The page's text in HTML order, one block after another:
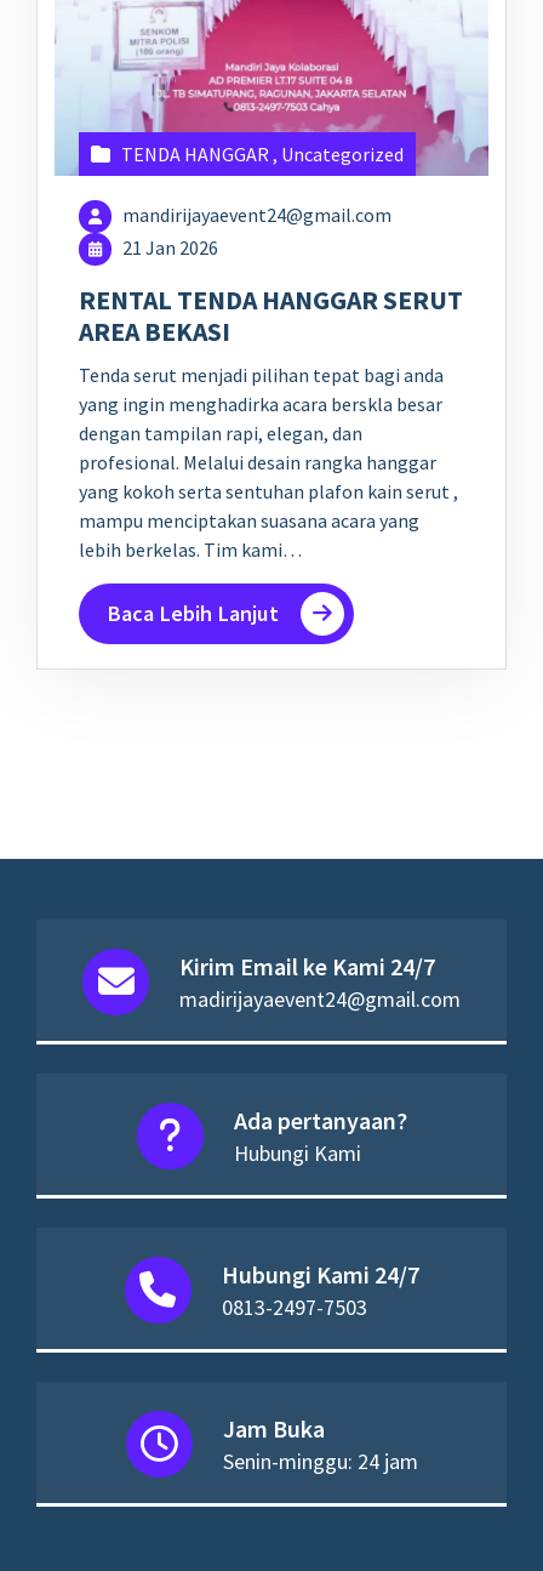
TENDA HANGGAR , Uncategorized
mandirijayaevent24@gmail.com
21 Jan 2026
RENTAL TENDA HANGGAR SERUT
AREA BEKASI
Tenda serut menjadi pilihan tepat bagi anda
yang ingin menghadirka acara berskla besar
dengan tampilan rapi, elegan, dan
profesional. Melalui desain rangka hanggar
yang kokoh serta sentuhan plafon kain serut ,
mampu menciptakan suasana acara yang
lebih berkelas. Tim kami…
Baca Lebih Lanjut
Kirim Email ke Kami 24/7
madirijayaevent24@gmail.com
Ada pertanyaan?
Hubungi Kami
Hubungi Kami 24/7
0813-2497-7503
Jam Buka
Senin-minggu: 24 jam